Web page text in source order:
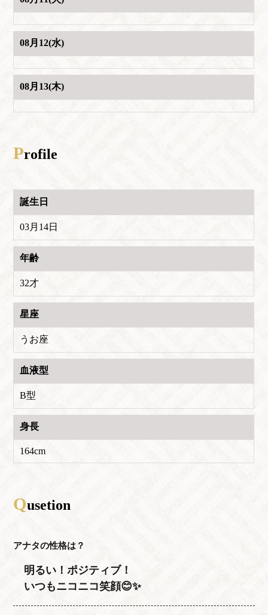
CAST
RECRUIT
STORE
08月12(水)
08月13(木)
Profile
誕生日
03月14日
年齢
32才
星座
うお座
血液型
B型
身長
164cm
Qusetion
アナタの性格は？
明るい！ポジティブ！
いつもニコニコ笑顔😊✨